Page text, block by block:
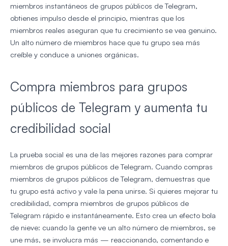
miembros instantáneos de grupos públicos de Telegram,
obtienes impulso desde el principio, mientras que los
miembros reales aseguran que tu crecimiento se vea genuino.
Un alto número de miembros hace que tu grupo sea más
creíble y conduce a uniones orgánicas.
Compra miembros para grupos
públicos de Telegram y aumenta tu
credibilidad social
La prueba social es una de las mejores razones para comprar
miembros de grupos públicos de Telegram. Cuando compras
miembros de grupos públicos de Telegram, demuestras que
tu grupo está activo y vale la pena unirse. Si quieres mejorar tu
credibilidad, compra miembros de grupos públicos de
Telegram rápido e instantáneamente. Esto crea un efecto bola
de nieve: cuando la gente ve un alto número de miembros, se
une más, se involucra más — reaccionando, comentando e